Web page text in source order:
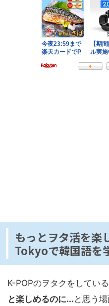
もっとヲタ活を楽
Tokyoで韓国語を
K-POPのヲタクをしている
と楽しめるのに... と思う